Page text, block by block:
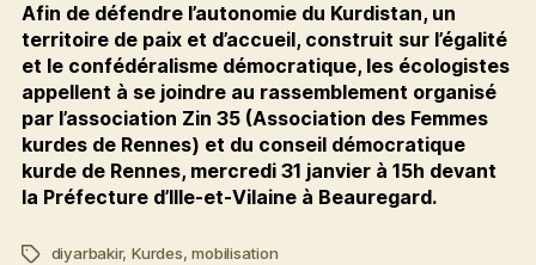
Afin de défendre l’autonomie du Kurdistan, un
territoire de paix et d’accueil, construit sur l’égalité
et le confédéralisme démocratique, les écologistes
appellent à se joindre au rassemblement organisé
par l’association Zin 35 (Association des Femmes
kurdes de Rennes) et du conseil démocratique
kurde de Rennes, mercredi 31 janvier à 15h devant
la Préfecture d’Ille-et-Vilaine à Beauregard.
Étiquettes
diyarbakir, Kurdes,mobilisation